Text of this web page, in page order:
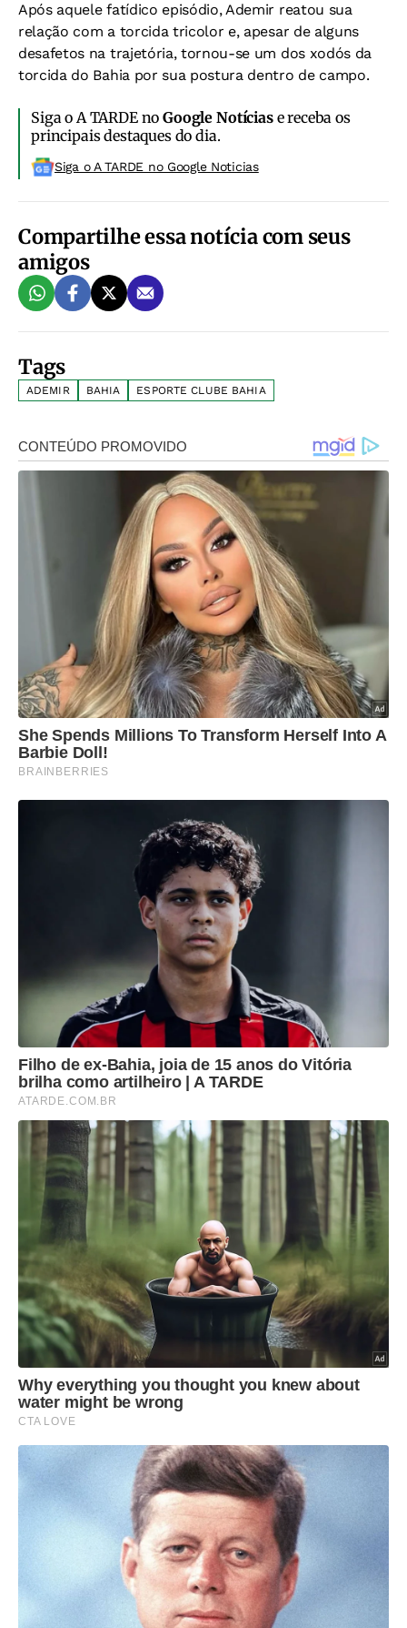
Após aquele fatídico episódio, Ademir reatou sua
relação com a torcida tricolor e, apesar de alguns
desafetos na trajetória, tornou-se um dos xodós da
torcida do Bahia por sua postura dentro de campo.
Siga o A TARDE noGoogle Notíciase receba os
principais destaques do dia.
Siga o A TARDE no Google Noticias
Compartilhe essa notícia com seus
amigos
Tags
ADEMIR BAHIA ESPORTE CLUBE BAHIA